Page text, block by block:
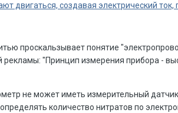
двигаться, создавая электрический
проскальзывает понятие
рекламы: "Принцип измерения прибора -
не может иметь измерительный
количество нитратов по